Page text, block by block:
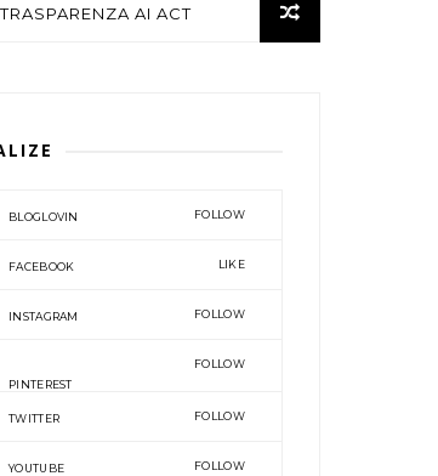
AI ACT
BLOGLOVIN FOLLOW
FACEBOOK LIKE
INSTAGRAM FOLLOW
PINTEREST
FOLLOW
TWITTER FOLLOW
YOUTUBE FOLLOW